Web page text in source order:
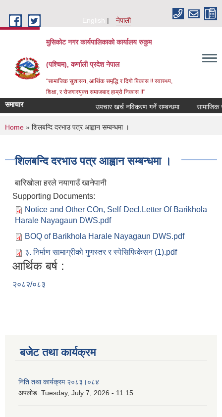
English
नेपाली
मुसिकोट नगर कार्यपालिकाको कार्यालय रुकुम
(पश्चिम), कर्णाली प्रदेश नेपाल
"सामाजिक सुशासन, आर्थिक समृद्धि र दिगो बिकास !! स्वास्थ्य,
शिक्षा, र रोजगारयुक्त समाजबाद हाम्रो निकास !!"
समाचार उपचार खर्च नविकरण गर्ने सम्बन्धमा
You are here
Home » शिलबन्दि दरभाउ पत्र आह्वान सम्बन्धमा ।
शिलबन्दि दरभाउ पत्र आह्वान सम्बन्धमा ।
बारिखोला हरले नयागाउँ खानेपानी
Supporting Documents:
Notice and Other COn, Self Decl.Letter Of Barikhola
Harale Nayagaun DWS.pdf
BOQ of Barikhola Harale Nayagaun DWS.pdf
३. निर्माण सामाग्रीको गुणस्तर र स्पेसिफिकेसन (1).pdf
आर्थिक बर्ष :
२०८२/०८३
बजेट तथा कार्यक्रम
निति तथा कार्यक्रम २०८३।०८४
अपलोड: Tuesday, July 7, 2026 - 11:15